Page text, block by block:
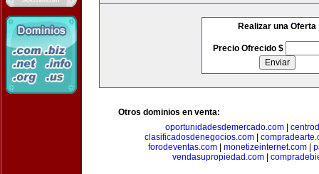
Realizar una Oferta
Precio Ofrecido $
Otros dominios en venta:
oportunidadesdemercado.com
clasificadosdenegocios.com|
forodeventas.com| monetizeinternet.com|
vendasupropiedad.com|